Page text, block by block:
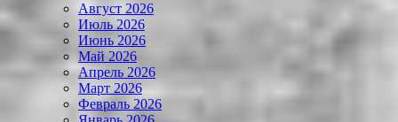
Август 2026
Июль 2026
Июнь 2026
Май 2026
Апрель 2026
Март 2026
Февраль 2026